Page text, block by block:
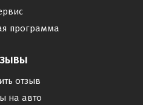
программа
отзыв
на авто